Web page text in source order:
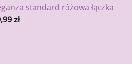
standard różowa łączka
zł